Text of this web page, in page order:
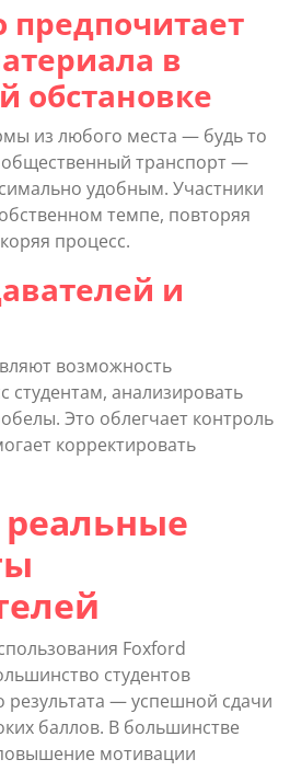
предпочитает
в
обстановке
из любого места — будь то
транспорт —
удобным. Участники
темпе, повторяя
процесс.
и
возможность
студентам, анализировать
Это облегчает контроль
корректировать
Foxford
студентов
результата — успешной сдачи
баллов. В большинстве
мотивации